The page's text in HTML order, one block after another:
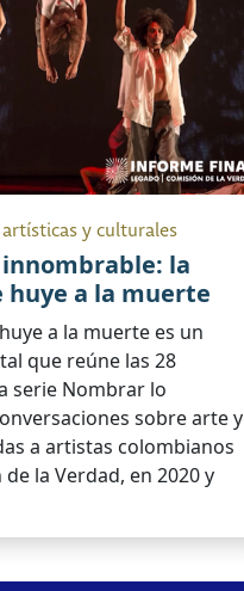
y culturales
la
huye a la muerte
a la muerte es un
que reúne las 28
serie Nombrar lo
sobre arte y
a artistas colombianos
la Verdad, en 2020 y